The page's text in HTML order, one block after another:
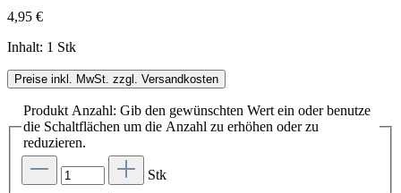
4,95 €
Inhalt: 1 Stk
Preise inkl. MwSt. zzgl. Versandkosten
Produkt Anzahl: Gib den gewünschten Wert ein oder benutze
die Schaltflächen um die Anzahl zu erhöhen oder zu
reduzieren.
Stk